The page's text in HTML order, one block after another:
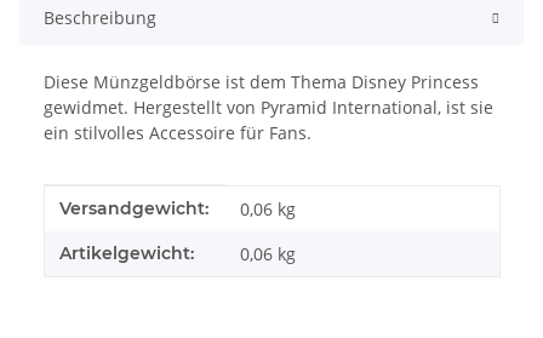
Beschreibung
Diese Münzgeldbörse ist dem Thema Disney Princess
gewidmet. Hergestellt von Pyramid International, ist sie
ein stilvolles Accessoire für Fans.
Produkteigenschaft
Wert
Versandgewicht: 0,06 kg
Artikelgewicht: 0,06 kg